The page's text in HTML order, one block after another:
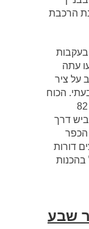
הרכבת
עתה
על ציר
הכוח
מלווה בשריוניות וזחל"מים של גדוד 82
דרך
הכפר
דורות
שבע